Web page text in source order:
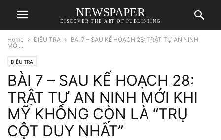
NEWSPAPER
DISCOVER THE ART OF PUBLISHING
Home ĐIỀU TRA
BÀI 7 – SAU KẾ HOẠCH 28: TRẬT TỰ AN NINH
MỚI...
ĐIỀU TRA
BÀI 7 – SAU KẾ HOẠCH 28:
TRẬT TỰ AN NINH MỚI KHI
MỸ KHÔNG CÒN LÀ “TRỤ
CỘT DUY NHẤT”